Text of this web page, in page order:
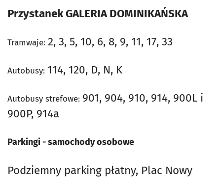
Przystanek GALERIA DOMINIKAŃSKA
Tramwaje: 2, 3, 5, 10, 6, 8, 9, 11, 17, 33
Autobusy: 114, 120, D, N, K
Autobusy strefowe: 901, 904, 910, 914, 900L i
900P, 914a
Parkingi - samochody osobowe
Podziemny parking płatny, Plac Nowy